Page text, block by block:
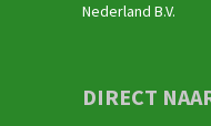
Nederland B.V.
DIRECT